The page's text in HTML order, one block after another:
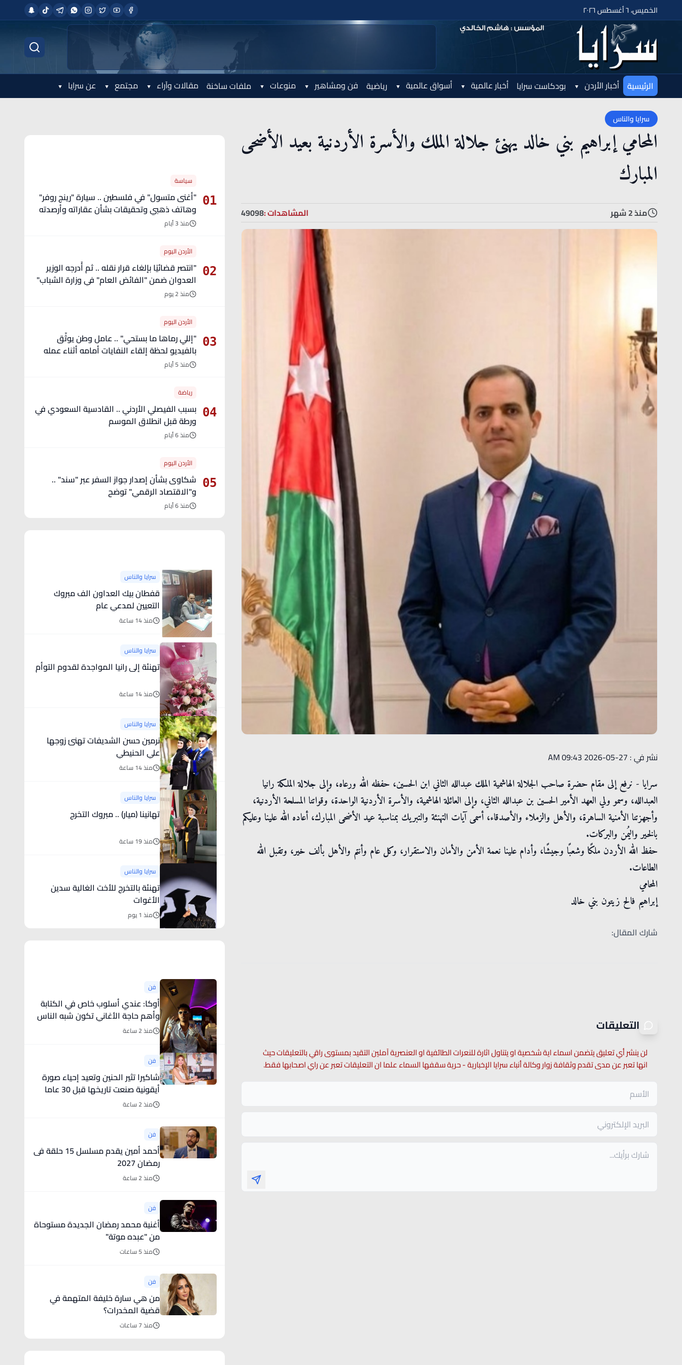
الخميس، ٦ أغسطس ٢٠٢٦
الرئيسية أخبار الأردن بودكاست سرايا أخبار عالمية أسواق عالمية رياضية فن ومشاهير منوعات ملفات ساخنة مقالات وآراء مجتمع عن سرايا
سرايا والناس
المحامي إبراهيم بني خالد يهنئ جلالة الملك والأسرة الأردنية بعيد الأضحى
المبارك
منذ 2 شهر المشاهدات :49098
نشر في : 27-05-2026 09:43 AM
سرايا - نرفع إلى مقام حضرة صاحب الجلالة الهاشمية الملك عبدالله الثاني ابن الحسين، حفظه الله ورعاه، وإلى جلالة الملكة رانيا
العبدالله، وسمو ولي العهد الأمير الحسين بن عبدالله الثاني، وإلى العائلة الهاشمية، والأسرة الأردنية الواحدة، وقواتنا المسلحة الأردنية،
وأجهزتنا الأمنية الساهرة، والأهل والزملاء والأصدقاء، أسمى آيات التهنئة والتبريك بمناسبة عيد الأضحى المبارك، أعاده الله علينا وعليكم
بالخير واليُمن والبركات.
حفظ الله الأردن ملكًا وشعبًا وجيشًا، وأدام علينا نعمة الأمن والأمان والاستقرار، وكل عام وأنتم والأهل بألف خير، وتقبل الله
الطاعات.
المحامي
إبراهيم فالح زيتون بني خالد
شارك المقال:
التعليقات
لن ينشر أي تعليق يتضمن اسماء اية شخصية او يتناول اثارة للنعرات الطائفية او العنصرية آملين التقيد بمستوى راقي بالتعليقات حيث
انها تعبر عن مدى تقدم وثقافة زوار وكالة أنباء سرايا الإخبارية - حرية سقفها السماء علما ان التعليقات تعبر عن راي اصحابها فقط.
01
سياسة
"أغنى متسول" في فلسطين .. سيارة "رينج روفر"
وهاتف ذهبي وتحقيقات بشأن عقاراته وأرصدته
منذ 3 أيام
02
الأردن اليوم
"انتصر قضائيًا بإلغاء قرار نقله .. ثم أُدرجه الوزير
العدوان ضمن "الفائض العام" في وزارة الشباب"
- تفاصيل
منذ 2 يوم
03
الأردن اليوم
"إللي رماها ما بستحي" .. عامل وطن يوثّق
بالفيديو لحظة إلقاء النفايات أمامه أثناء عمله
منذ 5 أيام
04
رياضة
بسبب الفيصلي الأردني .. القادسية السعودي في
ورطة قبل انطلاق الموسم
منذ 6 أيام
05
الأردن اليوم
شكاوى بشأن إصدار جواز السفر عبر "سند" ..
و"الاقتصاد الرقمي" توضح
منذ 6 أيام
سرايا والناس
قفطان بيك العداون الف مبروك
التعيين لمدعي عام
منذ 14 ساعة
سرايا والناس
تهنئة إلى رانيا المواجدة لقدوم التوأم
منذ 14 ساعة
سرايا والناس
نرمين حسن الشديفات تهنئ زوجها
علي الحنيطي
منذ 14 ساعة
سرايا والناس
تهانينا (ميار) .. مبروك التخرج
منذ 19 ساعة
سرايا والناس
تهنئة بالتخرج للأخت الغالية سدين
الأغوات
منذ 1 يوم
فن
أوكا: عندي أسلوب خاص في الكتابة
وأهم حاجة الأغاني تكون شبه الناس
منذ 2 ساعة
فن
شاكيرا تثير الحنين وتعيد إحياء صورة
أيقونية صنعت تاريخها قبل 30 عاما
منذ 2 ساعة
فن
أحمد أمين يقدم مسلسل 15 حلقة فى
رمضان 2027
منذ 2 ساعة
فن
أغنية محمد رمضان الجديدة مستوحاة
من "عبده موتة"
منذ 5 ساعات
فن
من هي سارة خليفة المتهمة في
قضية المخدرات؟
منذ 7 ساعات